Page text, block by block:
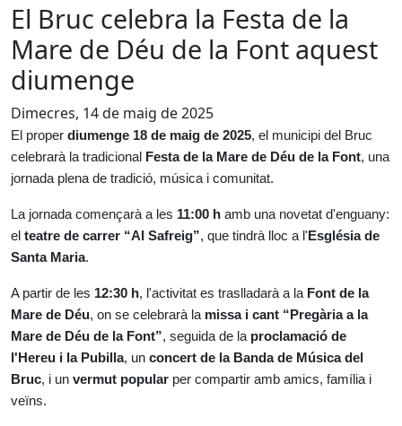
El Bruc celebra la Festa de la
Mare de Déu de la Font aquest
diumenge
Dimecres, 14 de maig de 2025
El proper diumenge 18 de maig de 2025, el municipi del Bruc
celebrarà la tradicional
Festa de la Mare de Déu de la Font, una
jornada plena de tradició, música i comunitat.
La jornada començarà a les 11:00 h amb una novetat d'enguany:
el teatre de carrer “Al Safreig”, que tindrà lloc a l' Església de
Santa Maria.
A partir de les 12:30 h, l'activitat es traslladarà a la Font de la
Mare de Déu, on se celebrarà la missa i cant “Pregària a la
Mare de Déu de la Font”, seguida de la proclamació de
l'Hereu i la Pubilla, un concert de la Banda de Música del
Bruc, i un vermut popular per compartir amb amics, família i
veïns.